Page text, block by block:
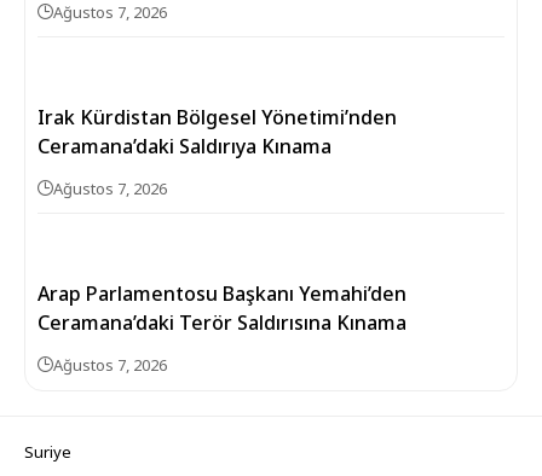
Ağustos 7, 2026
Irak Kürdistan Bölgesel Yönetimi’nden
Ceramana’daki Saldırıya Kınama
Ağustos 7, 2026
Arap Parlamentosu Başkanı Yemahi’den
Ceramana’daki Terör Saldırısına Kınama
Ağustos 7, 2026
Suriye